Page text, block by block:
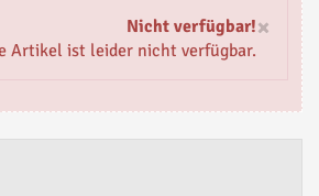
×
Nicht verfügbar!
Artikel ist leider nicht verfügbar.